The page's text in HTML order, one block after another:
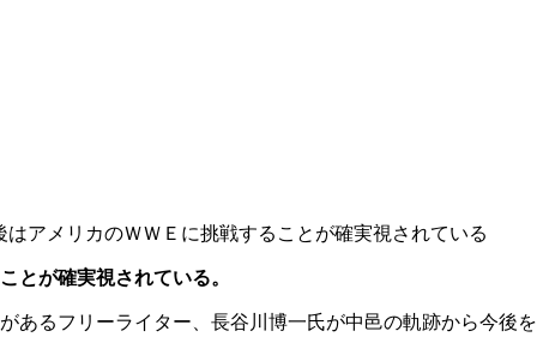
アメリカのＷＷＥに挑戦することが確実視されている
とが確実視されている。
るフリーライター、長谷川博一氏が中邑の軌跡から今後を